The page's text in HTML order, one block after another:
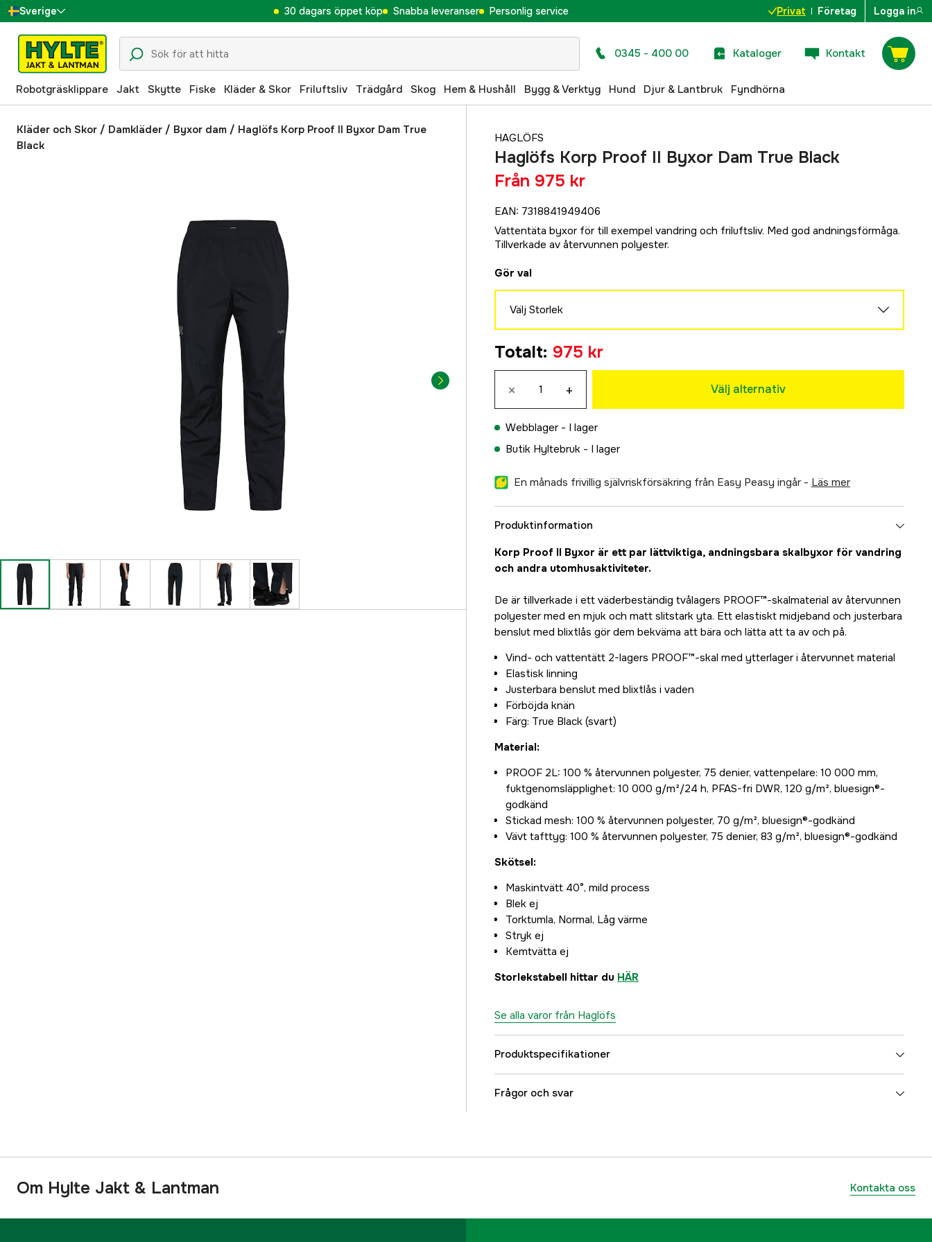
Sverige
Danmark
Suomi
Norge
Deutschland
30 dagars öppet köp Snabba leveranser Personlig service Privat Företag Logga in
0345 - 400 00 Kataloger Kontakt
Robotgräsklippare Jakt Skytte Fiske Kläder & Skor Friluftsliv Trädgård Skog Hem & Hushåll Bygg & Verktyg Hund Djur & Lantbruk Fyndhörna
Kläder och Skor / Damkläder / Byxor dam / Haglöfs Korp Proof II Byxor Dam True
Black
HAGLÖFS
Haglöfs Korp Proof II Byxor Dam True Black
Från 975 kr
EAN: 7318841949406
Vattentäta byxor för till exempel vandring och friluftsliv. Med god andningsförmåga.
Tillverkade av återvunnen polyester.
Gör val
Välj Storlek
975 kr
975 kr
975 kr
XL
Totalt: 975 kr
× + Välj alternativ
Webblager - I lager
Butik Hyltebruk - I lager
En månads frivillig självriskförsäkring från Easy Peasy ingår - läs mer
Produktinformation
Korp Proof II Byxor är ett par lättviktiga, andningsbara skalbyxor för vandring
och andra utomhusaktiviteter.
De är tillverkade i ett väderbeständig tvålagers PROOF™-skalmaterial av återvunnen
polyester med en mjuk och matt slitstark yta. Ett elastiskt midjeband och justerbara
benslut med blixtlås gör dem bekväma att bära och lätta att ta av och på.
Vind- och vattentätt 2-lagers PROOF™-skal med ytterlager i återvunnet material
Elastisk linning
Justerbara benslut med blixtlås i vaden
Förböjda knän
Färg: True Black (svart)
Material:
PROOF 2L: 100 % återvunnen polyester, 75 denier, vattenpelare: 10 000 mm,
fuktgenomsläpplighet: 10 000 g/m²/24 h, PFAS-fri DWR, 120 g/m², bluesign®-
godkänd
Stickad mesh: 100 % återvunnen polyester, 70 g/m², bluesign®-godkänd
Vävt tafttyg: 100 % återvunnen polyester, 75 denier, 83 g/m², bluesign®-godkänd
Skötsel:
Maskintvätt 40°, mild process
Blek ej
Torktumla, Normal, Låg värme
Stryk ej
Kemtvätta ej
Storlekstabell hittar du HÄR
Se alla varor från Haglöfs
Produktspecifikationer
Color
Dam/Herr Dam
3000078627
Frågor och svar
Om Hylte Jakt & Lantman Kontakta oss